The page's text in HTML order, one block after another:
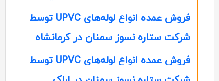
فروش عمده انواع لوله‌های UPVC توسط
شرکت ستاره نسوز سمنان در کرمانشاه
فروش عمده انواع لوله‌های UPVC توسط